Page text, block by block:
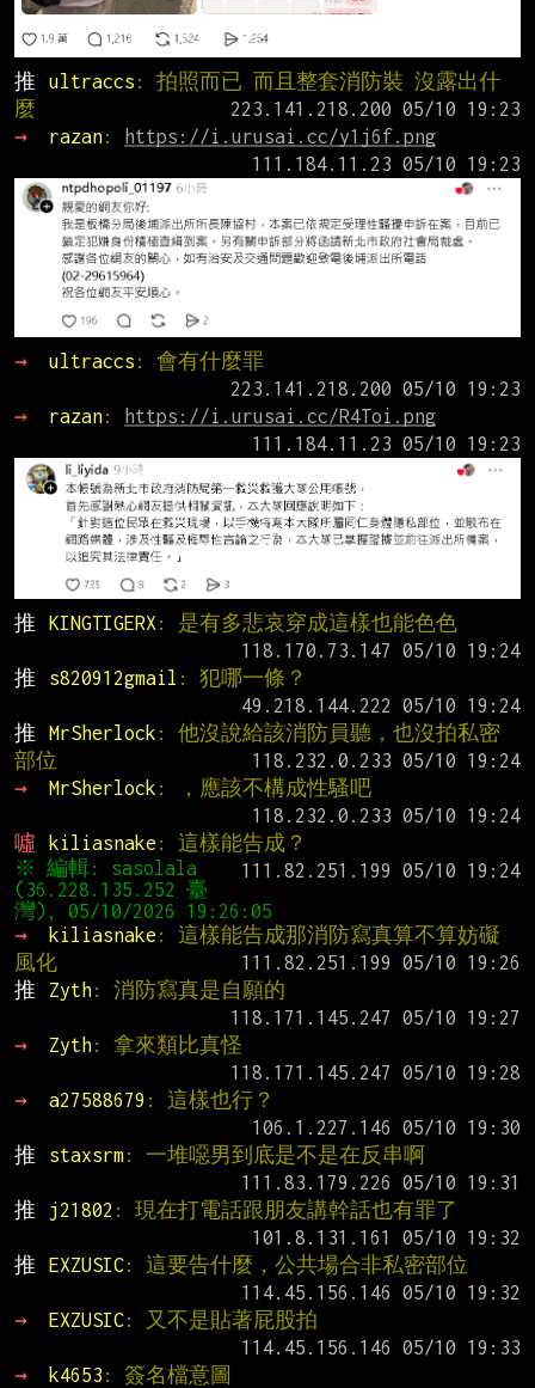
推 ultraccs : 拍照而已 而且整套消防裝 沒露出什
麼
→
razan:
https://i.urusai.cc/y1j6f.png
→ ultraccs : 會有什麼罪
→
razan:
https://i.urusai.cc/R4Toi.png
推 KINGTIGERX : 是有多悲哀穿成這樣也能色色
推
s820912gmail : 犯哪一條？
推
MrSherlock : 他沒說給該消防員聽，也沒拍私密
部位
→
MrSherlock : ，應該不構成性騷吧
噓
kiliasnake : 這樣能告成？
※ 編輯: sasolala
(36.228.135.252 臺
→
kiliasnake : 這樣能告成那消防寫真算不算妨礙
風化
推
Zyth: 消防寫真是自願的
→
Zyth: 拿來類比真怪
→
a27588679 : 這樣也行？
推
staxsrm: 一堆噁男到底是不是在反串啊
推
j21802 : 現在打電話跟朋友講幹話也有罪了
推
EXZUSIC: 這要告什麼，公共場合非私密部位
→
EXZUSIC: 又不是貼著屁股拍
→
k4653 : 簽名檔意圖